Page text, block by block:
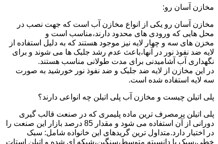
مخازن آسان رو:
مخازن آسان رو یکی از انواع مخازن آب است که جهت نصب در
محل هایی که ورودی های محدود دارند،مناسب است و
مخزن های سه و چهار لایه نیز موجود هستند که به دلیل استفاده از
لایه ضد نفوذ نور در آنها،باعث عدم رشد جلبک ها می شوند و برای
نگهداری آب آشامیدنی برای مدت طولانی مناسب هستند.
در این مخازن از لایه ضد جلبک و ضد نفوذ نور خورشید به صورت
سه لایه استفاده شده است.
پلی اتیلن چیست و مخازن آب پلی اتیلن چه انواعی دارند؟
پلی اتیلن پرمصرف ترین ماده پلیمری که در صنعت قالب گیری
دورانی از آن استفاده می شود و مقدار 85 درصد بازار این صنعت را
در اختیار دارد.متداول ترین گریدهای این خانواده شامل: سبک
خطی،سبک با دانسیته متوسط،سنگین،شبکه ای شده و اتیلن استات